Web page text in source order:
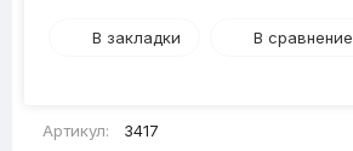
В закладки В сравнение
Артикул: 3417